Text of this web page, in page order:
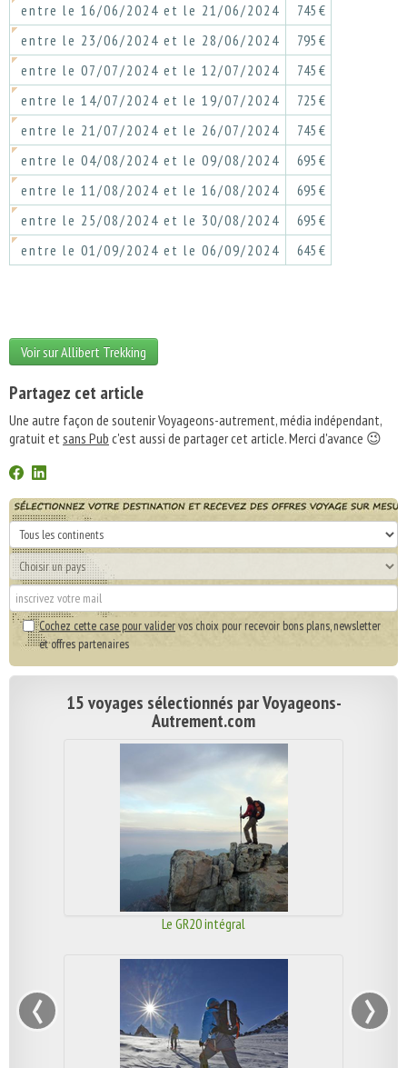
entre le 16/06/2024 et le 21/06/2024
745 €
entre le 23/06/2024 et le 28/06/2024
795 €
entre le 07/07/2024 et le 12/07/2024
745 €
entre le 14/07/2024 et le 19/07/2024
725 €
entre le 21/07/2024 et le 26/07/2024
745 €
entre le 04/08/2024 et le 09/08/2024
695 €
entre le 11/08/2024 et le 16/08/2024
695 €
entre le 25/08/2024 et le 30/08/2024
695 €
entre le 01/09/2024 et le 06/09/2024
645 €
Voir sur Allibert Trekking
Partagez cet article
Une autre façon de soutenir Voyageons-autrement, média indépendant,
gratuit etsans Pub c'est aussi de partager cet article. Merci d'avance 😉
Cochez cette case pour validervos choix pour recevoir bons plans, newsletter
et offres partenaires
15 voyages sélectionnés par Voyageons-
Autrement.com
Le GR20 intégral
‹ ›